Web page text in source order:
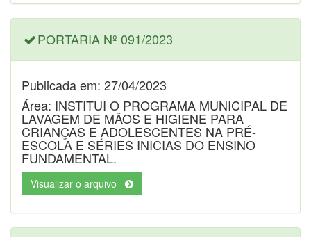
PORTARIA Nº 091/2023
Publicada em: 27/04/2023
Área: INSTITUI O PROGRAMA MUNICIPAL DE
LAVAGEM DE MÃOS E HIGIENE PARA
CRIANÇAS E ADOLESCENTES NA PRÉ-
ESCOLA E SÉRIES INICIAS DO ENSINO
FUNDAMENTAL.
Visualizar o arquivo